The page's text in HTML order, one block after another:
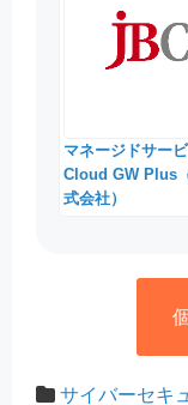
マネージドサー
Cloud GW Plus
式会社）
サイバーセキ